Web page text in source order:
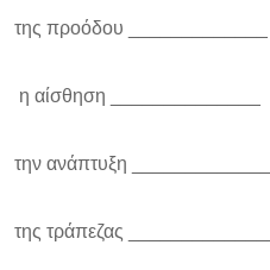
της προόδου _____________
η αίσθηση ______________
την ανάπτυξη _____________
της τράπεζας ______________